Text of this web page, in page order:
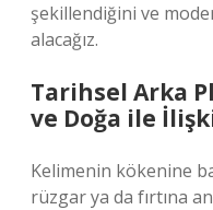
şekillendiğini ve
alacağız.
Tarihsel Arka
ve Doğa ile
Kelimenin kökenine
rüzgar ya da fırtına